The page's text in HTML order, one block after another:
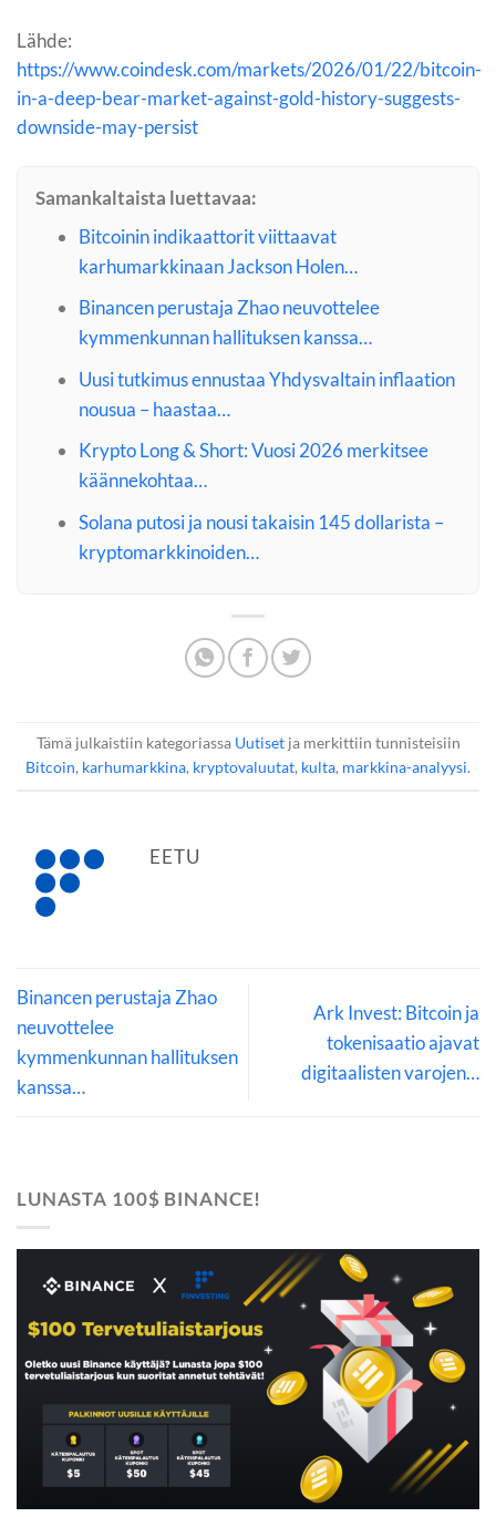
Lähde:
https://www.coindesk.com/markets/2026/01/22/bitcoin-
in-a-deep-bear-market-against-gold-history-suggests-
downside-may-persist
Samankaltaista luettavaa:
Bitcoinin indikaattorit viittaavat
karhumarkkinaan Jackson Holen…
Binancen perustaja Zhao neuvottelee
kymmenkunnan hallituksen kanssa…
Uusi tutkimus ennustaa Yhdysvaltain inflaation
nousua – haastaa…
Krypto Long & Short: Vuosi 2026 merkitsee
käännekohtaa…
Solana putosi ja nousi takaisin 145 dollarista –
kryptomarkkinoiden…
Tämä julkaistiin kategoriassa Uutisetja merkittiin tunnisteisiin
Bitcoin, karhumarkkina, kryptovaluutat, kulta, markkina-analyysi.
EETU
Binancen perustaja Zhao
neuvottelee
kymmenkunnan hallituksen
kanssa…
Ark Invest: Bitcoin ja
tokenisaatio ajavat
digitaalisten varojen…
LUNASTA 100$ BINANCE!